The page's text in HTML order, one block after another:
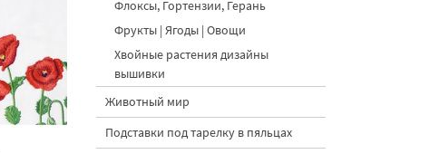
Флоксы, Гортензии, Герань
Фрукты | Ягоды | Овощи
Хвойные растения дизайны
вышивки
Животный мир
Подставки под тарелку в пяльцах